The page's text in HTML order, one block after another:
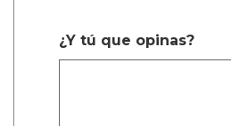
¿Y tú que opinas?